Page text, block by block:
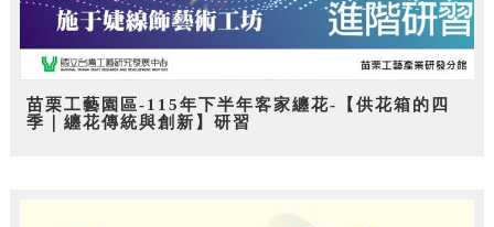
苗栗工藝園區-115年下半年客家纏花-【供花箱的四
季｜纏花傳統與創新】研習